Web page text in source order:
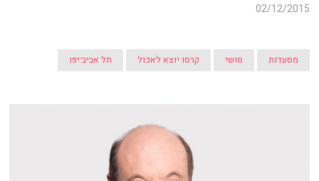
02/12/2015
מסעדות סושי קרסו יוצא לאכול תל אביב־יפו